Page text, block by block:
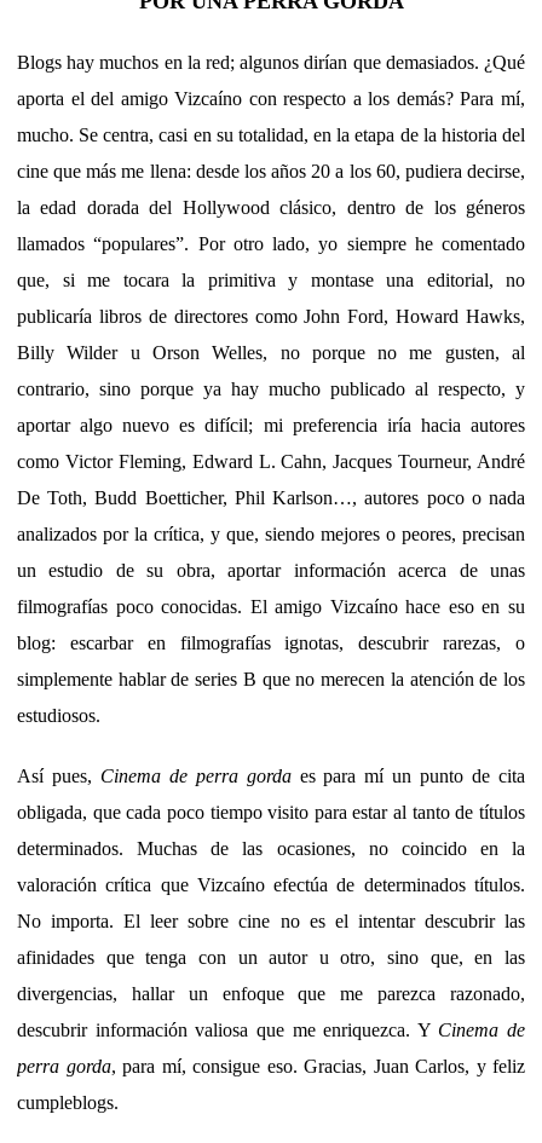
Blogs hay muchos en la red; algunos dirían que demasiados. ¿Qué
aporta el del amigo Vizcaíno con respecto a los demás? Para mí,
mucho. Se centra, casi en su totalidad, en la etapa de la historia del
cine que más me llena: desde los años 20 a los 60, pudiera decirse,
la edad dorada del Hollywood clásico, dentro de los géneros
llamados “populares”. Por otro lado, yo siempre he comentado
que, si me tocara la primitiva y montase una editorial, no
publicaría libros de directores como John Ford, Howard Hawks,
Billy Wilder u Orson Welles, no porque no me gusten, al
contrario, sino porque ya hay mucho publicado al respecto, y
aportar algo nuevo es difícil; mi preferencia iría hacia autores
como Victor Fleming, Edward L. Cahn, Jacques Tourneur, André
De Toth, Budd Boetticher, Phil Karlson…, autores poco o nada
analizados por la crítica, y que, siendo mejores o peores, precisan
un estudio de su obra, aportar información acerca de unas
filmografías poco conocidas. El amigo Vizcaíno hace eso en su
blog: escarbar en filmografías ignotas, descubrir rarezas, o
simplemente hablar de series B que no merecen la atención de los
estudiosos.
Así pues, Cinema de perra gordaes para mí un punto de cita
obligada, que cada poco tiempo visito para estar al tanto de títulos
determinados. Muchas de las ocasiones, no coincido en la
valoración crítica que Vizcaíno efectúa de determinados títulos.
No importa. El leer sobre cine no es el intentar descubrir las
afinidades que tenga con un autor u otro, sino que, en las
divergencias, hallar un enfoque que me parezca razonado,
descubrir información valiosa que me enriquezca. Y Cinema de
perra gorda, para mí, consigue eso. Gracias, Juan Carlos, y feliz
cumpleblogs.